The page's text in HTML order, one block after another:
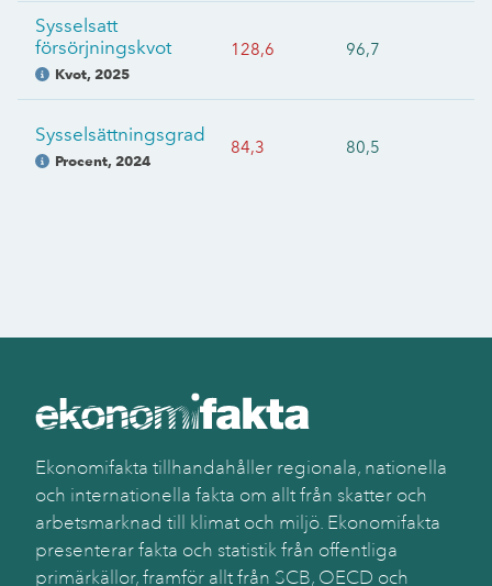
Sysselsatt
försörjningskvot
Kvot, 2025
128,6 96,7
Sysselsättningsgrad
Procent, 2024
84,3 80,5
Ekonomifakta tillhandahåller regionala, nationella
och internationella fakta om allt från skatter och
arbetsmarknad till klimat och miljö. Ekonomifakta
presenterar fakta och statistik från offentliga
primärkällor, framför allt från SCB, OECD och